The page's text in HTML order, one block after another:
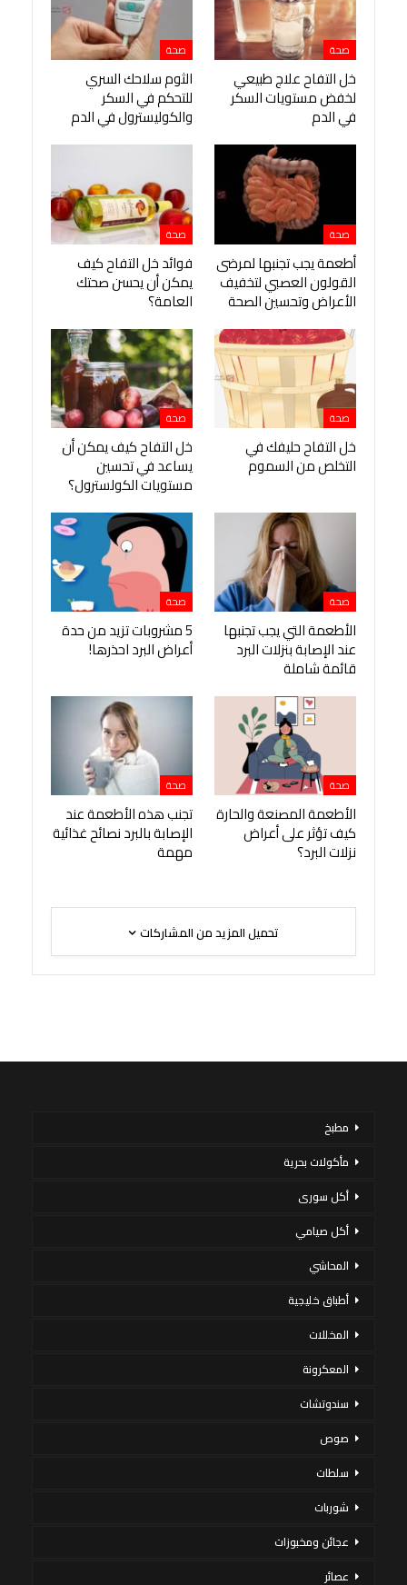
صحة
خل التفاح علاج طبيعي
لخفض مستويات السكر
في الدم
صحة
الثوم سلاحك السري
للتحكم في السكر
والكوليسترول في الدم
صحة
أطعمة يجب تجنبها لمرضى
القولون العصبي لتخفيف
الأعراض وتحسين الصحة
صحة
فوائد خل التفاح كيف
يمكن أن يحسن صحتك
العامة؟
صحة
خل التفاح حليفك في
التخلص من السموم
صحة
خل التفاح كيف يمكن أن
يساعد في تحسين
مستويات الكولسترول؟
صحة
الأطعمة التي يجب تجنبها
عند الإصابة بنزلات البرد
قائمة شاملة
صحة
5 مشروبات تزيد من حدة
أعراض البرد احذرها!
صحة
الأطعمة المصنعة والحارة
كيف تؤثر على أعراض
نزلات البرد؟
صحة
تجنب هذه الأطعمة عند
الإصابة بالبرد نصائح غذائية
مهمة
تحميل المزيد من المشاركات
مطبخ
مأكولات بحرية
أكل سورى
أكل صيامي
المحاشي
أطباق خليجية
المخللات
المعكرونة
سندوتشات
صوص
سلطات
شوربات
عجائن ومخبوزات
عصائر